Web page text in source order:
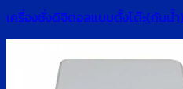
เครื่องชั่งดิจิตอลแบบตั้งโต๊ะ(กันน้ำ